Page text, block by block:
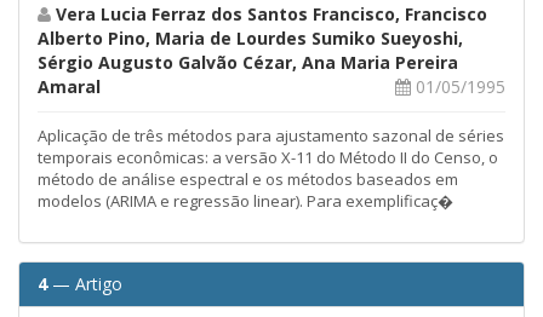
Vera Lucia Ferraz dos Santos Francisco, Francisco
Alberto Pino, Maria de Lourdes Sumiko Sueyoshi,
Sérgio Augusto Galvão Cézar, Ana Maria Pereira
Amaral
01/05/1995
Aplicação de três métodos para ajustamento sazonal de séries
temporais econômicas: a versão X-11 do Método II do Censo, o
método de análise espectral e os métodos baseados em
modelos (ARIMA e regressão linear). Para exemplificaç�
4— Artigo